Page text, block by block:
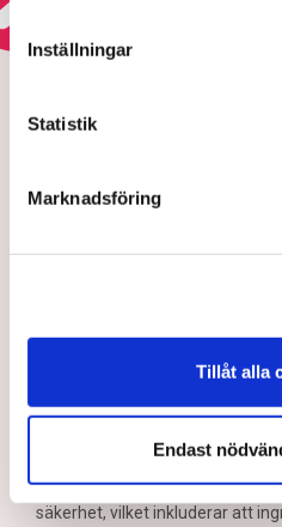
Inställningar
Statistik
Marknadsföring
Tillåt alla
Endast
HOTEN MOT
Grimsås:
Det är polisens uppgift att
säkerhet, vilket inkluderar att